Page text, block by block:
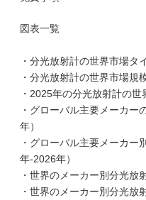
図表一覧
・分光放射計の世界市場タ
・分光放射計の世界市場規
・2025年の分光放射計の
・グローバル主要メーカ
年）
・グローバル主要メーカー
年-2026年）
・世界のメーカー別分光放
・世界のメーカー別分光放